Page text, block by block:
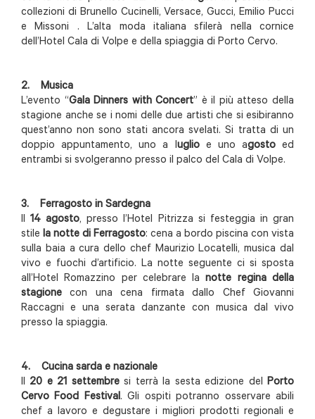
collezioni di Brunello Cucinelli, Versace, Gucci, Emilio Pucci
e Missoni . L’alta moda italiana sfilerà nella cornice
dell’Hotel Cala di Volpe e della spiaggia di Porto Cervo.
2. Musica
L’evento “Gala Dinners with Concert” è il più atteso della
stagione anche se i nomi delle due artisti che si esibiranno
quest’anno non sono stati ancora svelati. Si tratta di un
doppio appuntamento, uno a luglioe uno agostoed
entrambi si svolgeranno presso il palco del Cala di Volpe.
3. Ferragosto in Sardegna
Il14 agosto, presso l’Hotel Pitrizza si festeggia in gran
stile la notte di Ferragosto: cena a bordo piscina con vista
sulla baia a cura dello chef Maurizio Locatelli, musica dal
vivo e fuochi d’artificio. La notte seguente ci si sposta
all’Hotel Romazzino per celebrare lanotte regina della
stagione con una cena firmata dallo Chef Giovanni
Raccagni e una serata danzante con musica dal vivo
presso la spiaggia.
4. Cucina sarda e nazionale
Il 20 e 21 settembresi terrà la sesta edizione delPorto
Cervo Food Festival. Gli ospiti potranno osservare abili
chef a lavoro e degustare i migliori prodotti regionali e